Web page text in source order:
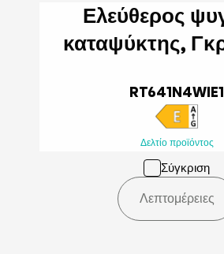
Ελεύθερος ψυγείο /
RT641N4WIE1
Δελτίο προϊόντος
Σύγκριση
Λεπτομέρειες